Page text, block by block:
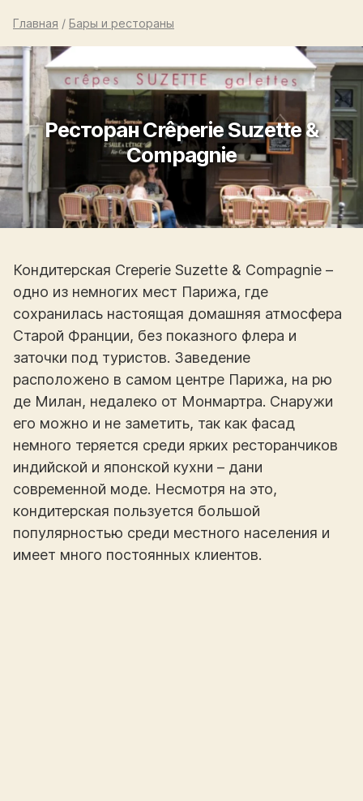
Главная / Бары и рестораны
Ресторан Crêperie Suzette &
Compagnie
Кондитерская Creperie Suzette & Compagnie –
одно из немногих мест Парижа, где
сохранилась настоящая домашняя атмосфера
Старой Франции, без показного флера и
заточки под туристов. Заведение
расположено в самом центре Парижа, на рю
де Милан, недалеко от Монмартра. Снаружи
его можно и не заметить, так как фасад
немного теряется среди ярких ресторанчиков
индийской и японской кухни – дани
современной моде. Несмотря на это,
кондитерская пользуется большой
популярностью среди местного населения и
имеет много постоянных клиентов.